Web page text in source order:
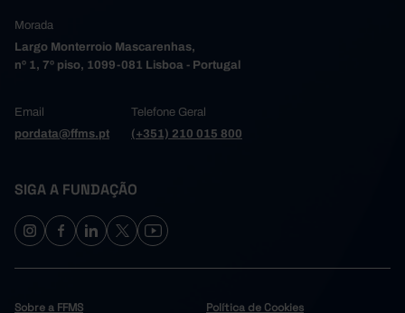
Morada
Largo Monterroio Mascarenhas,
nº 1, 7º piso, 1099-081 Lisboa - Portugal
Email
pordata@ffms.pt
Telefone Geral
(+351) 210 015 800
SIGA A FUNDAÇÃO
Sobre a FFMS Política de Cookies